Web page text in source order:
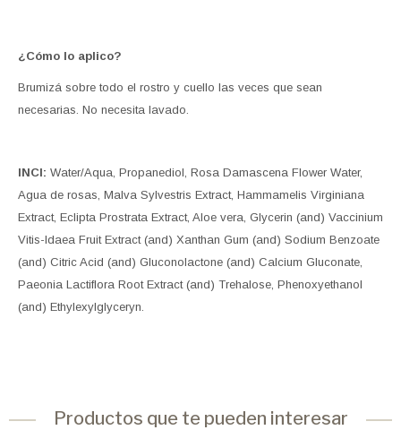
¿Cómo lo aplico?
Brumizá sobre todo el rostro y cuello las veces que sean
necesarias. No necesita lavado.
INCI: Water/Aqua, Propanediol, Rosa Damascena Flower Water,
Agua de rosas, Malva Sylvestris Extract, Hammamelis Virginiana
Extract, Eclipta Prostrata Extract, Aloe vera, Glycerin (and) Vaccinium
Vitis-Idaea Fruit Extract (and) Xanthan Gum (and) Sodium Benzoate
(and) Citric Acid (and) Gluconolactone (and) Calcium Gluconate,
Paeonia Lactiflora Root Extract (and) Trehalose, Phenoxyethanol
(and) Ethylexylglyceryn.
Productos que te pueden interesar